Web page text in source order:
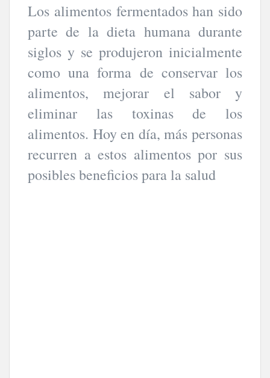
Los alimentos fermentados han sido
parte de la dieta humana durante
siglos y se produjeron inicialmente
como una forma de conservar los
alimentos, mejorar el sabor y
eliminar las toxinas de los
alimentos. Hoy en día, más personas
recurren a estos alimentos por sus
posibles beneficios para la salud